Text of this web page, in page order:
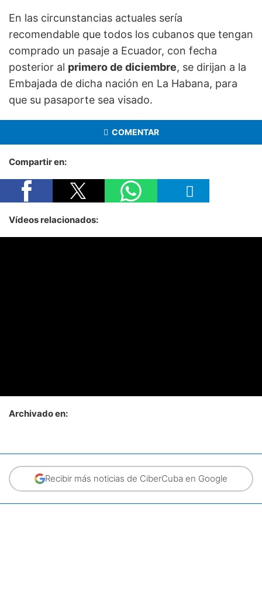
En las circunstancias actuales sería
recomendable que todos los cubanos que tengan
comprado un pasaje a Ecuador, con fecha
posterior al primero de diciembre, se dirijan a la
Embajada de dicha nación en La Habana, para
que su pasaporte sea visado.
COMENTAR
Compartir en:
Vídeos relacionados:
Archivado en:
Recibir más noticias de CiberCuba en Google